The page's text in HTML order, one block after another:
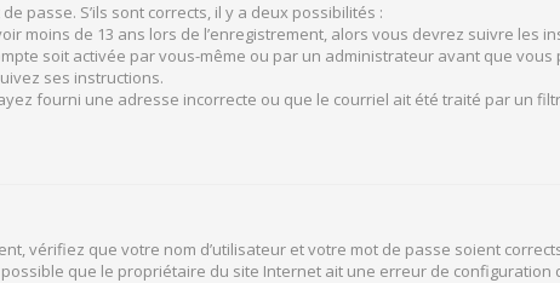
passe. S’ils sont corrects, il y a deux possibilités :
moins de 13 ans lors de l’enregistrement, alors vous devrez suivre
soit activée par vous-même ou par un administrateur avant que
ses instructions.
fourni une adresse incorrecte ou que le courriel ait été traité par un
vérifiez que votre nom d’utilisateur et votre mot de passe soient
que le propriétaire du site Internet ait une erreur de configuration